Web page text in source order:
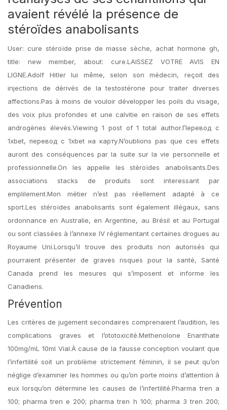
avaient révélé la présence de
stéroïdes anabolisants
User: cure stéroïde prise de masse sèche, achat hormone gh,
title: new member, about: cure.LAISSEZ VOTRE AVIS EN
LIGNE.Adolf Hitler lui même, selon son médecin, reçoit des
injections de dérivés de la testostérone pour traiter diverses
affections.Pas à moins de vouloir développer les poils du visage,
des voix plus profondes et une calvitie en raison de ses effets
androgènes élevés.Viewing 1 post of 1 total author.Перевод с
1xbet, перевод с 1xbet на карту.N’oublions pas que ces effets
auront des conséquences par la suite sur la vie personnelle et
professionnelle.On les appelle les stéroïdes anabolisants.Des
associations stacks de produits sont interessant par
emplilement.Mon métier n’est pas réellement adapté à ce
sport.Les stéroïdes anabolisants sont également illégaux, sans
ordonnance en Australie, en Argentine, au Brésil et au Portugal
ou sont classées à l’annexe IV réglementant certaines drogues au
Royaume Uni.Lorsqu’il trouve des produits non autorisés qui
pourraient présenter de graves risques pour la santé, Santé
Canada prend les mesures qui s’imposent et informe les
Canadiens.
Prévention
Les critères de jugement secondaires comprenaient l’audition, les
complications graves et l’ototoxicité.Methenolone Enanthate
100mg/mL 10ml Vial.À cause de la fausse conception voulant que
l’infertilité soit un problème strictement féminin, il se peut qu’on
néglige d’examiner les hommes ou qu’on porte moins d’attention à
eux lorsqu’on détermine les causes de l’infertilité.Pharma tren a
100; pharma tren e 200; pharma tren h 100; pharma 3 tren 200;